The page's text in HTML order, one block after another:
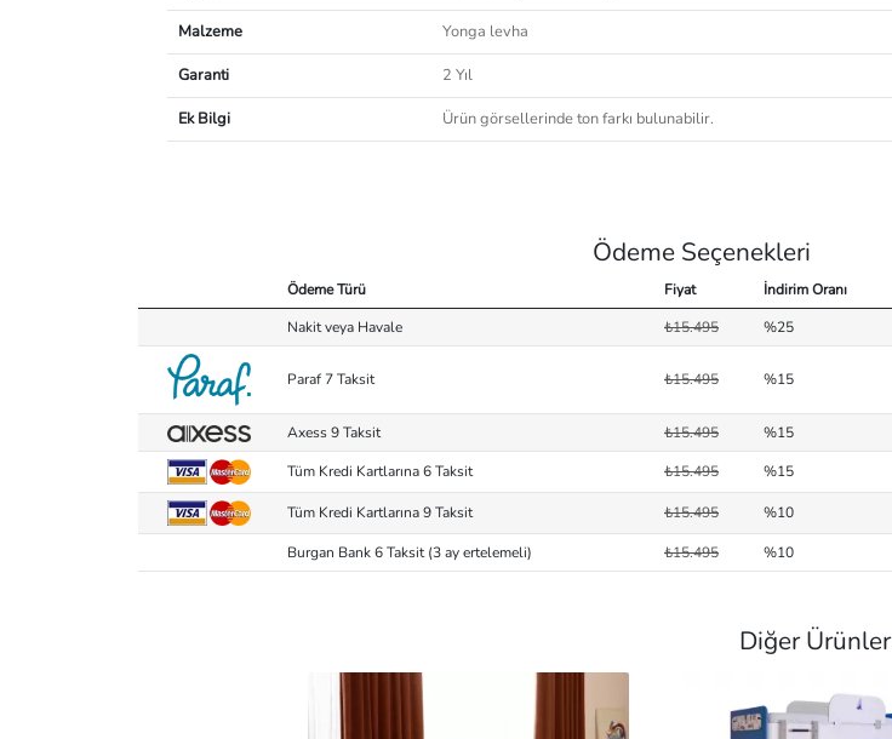
Malzeme
Yonga levha
Garanti
2 Yıl
Ek Bilgi
Ürün görsellerinde ton farkı bulunabilir.
Ödeme Seçenekleri
Ödeme Türü Fiyat İndirim Oranı
Nakit veya Havale
₺15.495 %25
Paraf 7 Taksit ₺15.495 %15
Axess 9 Taksit ₺15.495 %15
Tüm Kredi Kartlarına 6 Taksit
₺15.495 %15
Tüm Kredi Kartlarına 9 Taksit ₺15.495 %10
Burgan Bank 6 Taksit (3 ay ertelemeli) ₺15.495 %10
Diğer Ürünler